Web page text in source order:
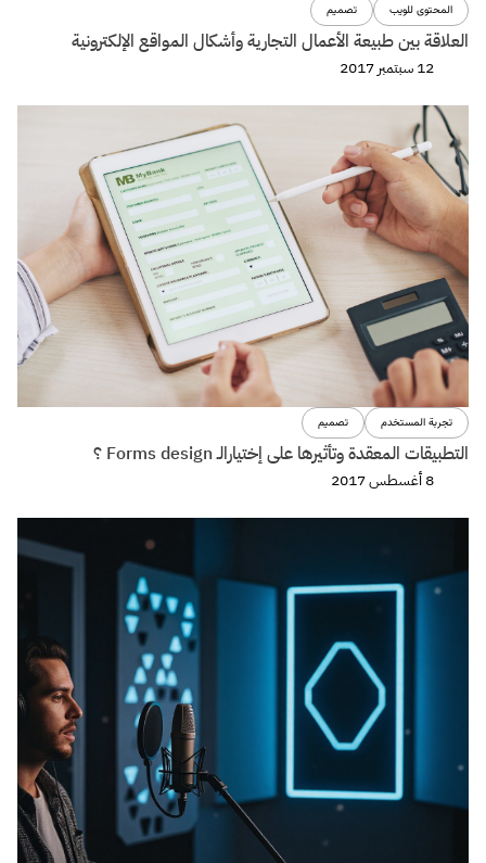
المحتوى للويب تصميم
العلاقة بين طبيعة الأعمال التجارية وأشكال المواقع الإلكترونية
12 سبتمبر 2017
تجربة المستخدم تصميم
التطبيقات المعقدة وتأثيرها على إختيارالـ Forms design ؟
8 أغسطس 2017